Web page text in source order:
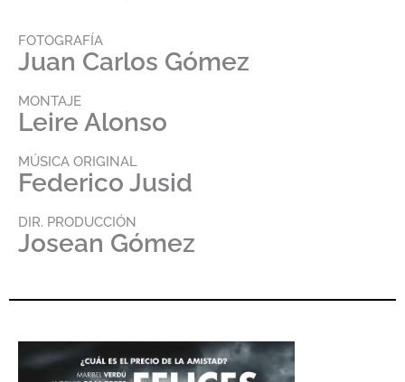
FOTOGRAFÍA
Juan Carlos Gómez
MONTAJE
Leire Alonso
MÚSICA ORIGINAL
Federico Jusid
DIR. PRODUCCIÓN
Josean Gómez